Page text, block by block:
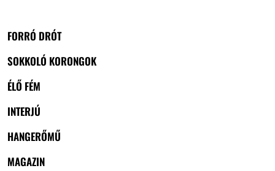
FORRÓ DRÓT
SOKKOLÓ KORONGOK
ÉLŐ FÉM
INTERJÚ
HANGERŐMŰ
MAGAZIN